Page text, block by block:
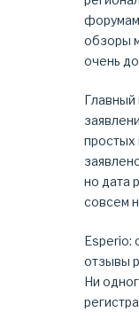
обзоры
очень
простых
но дата
совсем
Esperio:
отзывы
Ни